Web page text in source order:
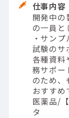
仕事内容
開発中の
の一員と
・サン
試験のサ
各種資料
務サポー
のため、
おすすめ
医薬品/
タ